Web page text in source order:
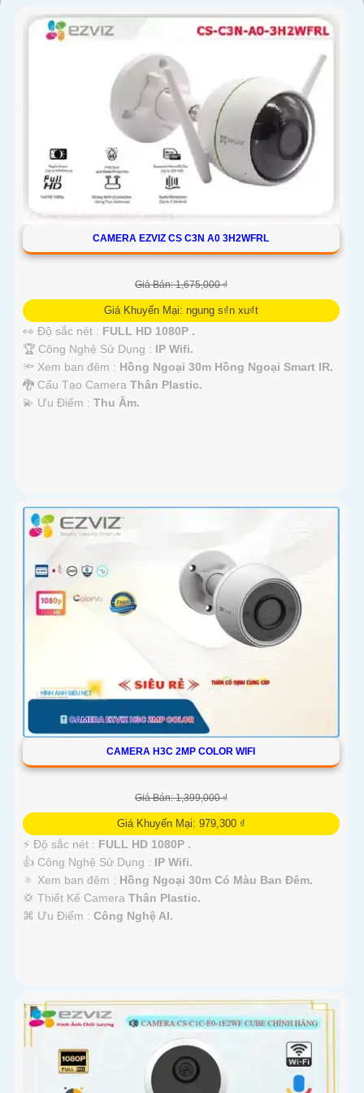
CAMERA EZVIZ CS C3N A0 3H2WFRL
Giá Bán: 1,675,000 ₫
Giá Khuyến Mại: ngung s₫n xu₫t
👀 Độ sắc nét : FULL HD 1080P .
🏆 Công Nghệ Sử Dụng : IP Wifi.
🔦 Xem ban đêm : Hồng Ngoại 30m Hồng Ngoại Smart IR.
🐉️ Cấu Tạo Camera Thân Plastic.
️💫 Ưu Điểm : Thu Âm.
CAMERA H3C 2MP COLOR WIFI
Giá Bán: 1,399,000 ₫
Giá Khuyến Mại: 979,300 ₫
️⚡ Độ sắc nét : FULL HD 1080P .
👍 Công Nghệ Sử Dụng : IP Wifi.
🔅 Xem ban đêm : Hồng Ngoại 30m Có Màu Ban Ðêm.
💢 Thiết Kế Camera Thân Plastic.
️⌘ Ưu Điểm : Công Nghệ AI.